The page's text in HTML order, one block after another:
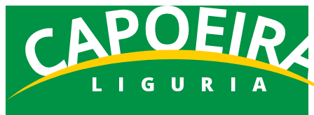
LIGURIA